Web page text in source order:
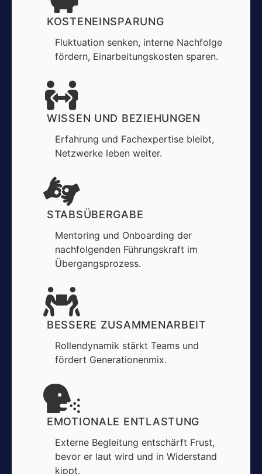
KOSTENEINSPARUNG
Fluktuation senken, interne Nachfolge
fördern, Einarbeitungskosten sparen.
WISSEN UND BEZIEHUNGEN
Erfahrung und Fachexpertise bleibt,
Netzwerke leben weiter.
STABSÜBERGABE
Mentoring und Onboarding der
nachfolgenden Führungskraft im
Übergangsprozess.
BESSERE ZUSAMMENARBEIT
Rollendynamik stärkt Teams und
fördert Generationenmix.
EMOTIONALE ENTLASTUNG
Externe Begleitung entschärft Frust,
bevor er laut wird und in Widerstand
kippt.